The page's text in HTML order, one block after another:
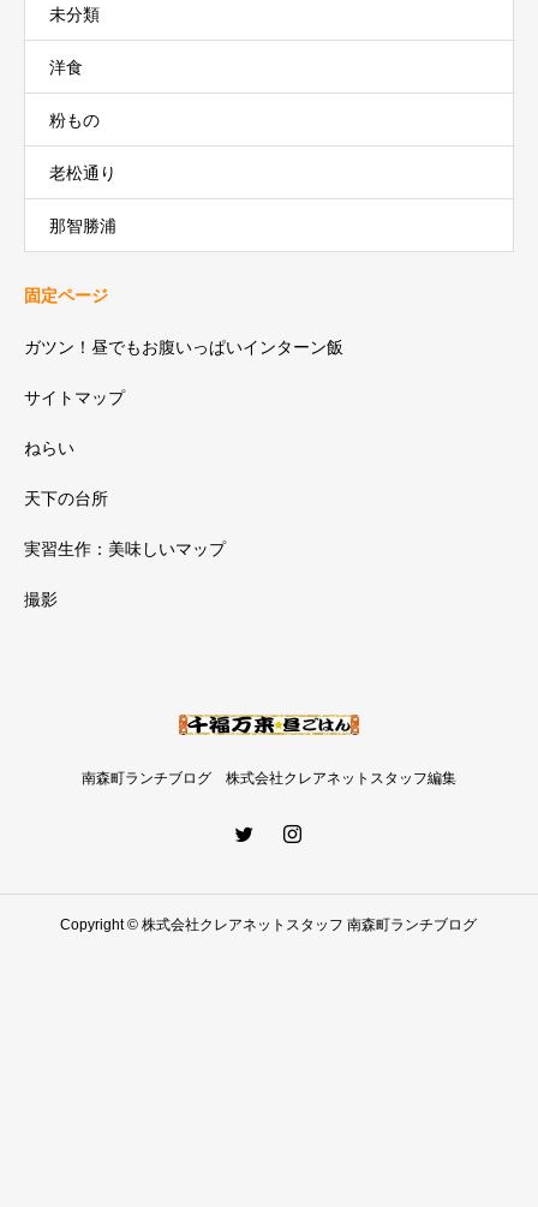
未分類
洋食
粉もの
老松通り
那智勝浦
固定ページ
ガツン！昼でもお腹いっぱいインターン飯
サイトマップ
ねらい
天下の台所
実習生作：美味しいマップ
撮影
南森町ランチブログ 株式会社クレアネットスタッフ編集
Copyright © 株式会社クレアネットスタッフ 南森町ランチブログ